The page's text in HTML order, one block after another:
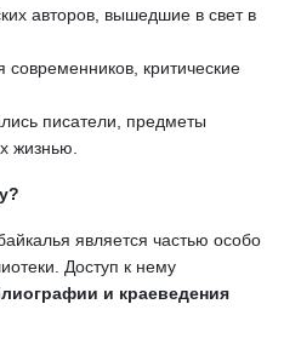
авторов, вышедшие в свет в
критические
писатели, предметы
жизнью.
является частью особо
Доступ к нему
и краеведения